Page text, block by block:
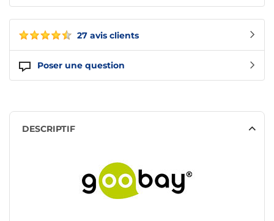
27 avis clients
Poser une question
DESCRIPTIF